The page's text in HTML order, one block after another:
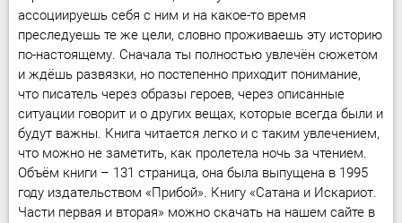
ассоциируешь себя с ним и на какое-то время
преследуешь те же цели, словно проживаешь эту историю
по-настоящему. Сначала ты полностью увлечён сюжетом
и ждёшь развязки, но постепенно приходит понимание,
что писатель через образы героев, через описанные
ситуации говорит и о других вещах, которые всегда были и
будут важны. Книга читается легко и с таким увлечением,
что можно не заметить, как пролетела ночь за чтением.
Объём книги – 131 страница, она была выпущена в 1995
году издательством «Прибой». Книгу «Сатана и Искариот.
Части первая и вторая» можно скачать на нашем сайте в